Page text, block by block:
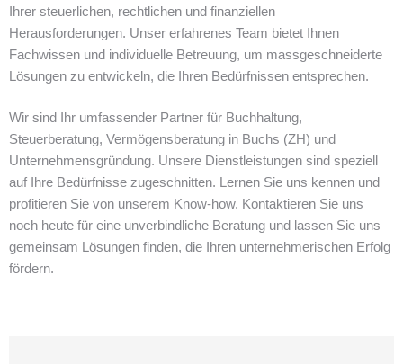
Ihrer steuerlichen, rechtlichen und finanziellen
Herausforderungen. Unser erfahrenes Team bietet Ihnen
Fachwissen und individuelle Betreuung, um massgeschneiderte
Lösungen zu entwickeln, die Ihren Bedürfnissen entsprechen.
Wir sind Ihr umfassender Partner für Buchhaltung,
Steuerberatung, Vermögensberatung in Buchs (ZH) und
Unternehmensgründung. Unsere Dienstleistungen sind speziell
auf Ihre Bedürfnisse zugeschnitten. Lernen Sie uns kennen und
profitieren Sie von unserem Know-how. Kontaktieren Sie uns
noch heute für eine unverbindliche Beratung und lassen Sie uns
gemeinsam Lösungen finden, die Ihren unternehmerischen Erfolg
fördern.